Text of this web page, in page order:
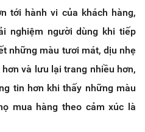
tới hành vi của khách hàng,
nghiệm người dùng khi tiếp
những màu tươi mát, dịu nhẹ
và lưu lại trang nhiều hơn,
tin hơn khi thấy những màu
mua hàng theo cảm xúc là